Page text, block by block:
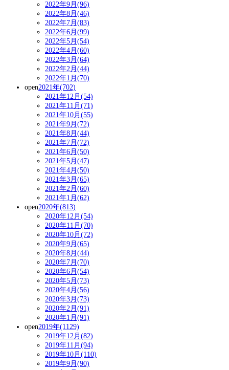
2022年9月(96)
2022年8月(46)
2022年7月(83)
2022年6月(99)
2022年5月(54)
2022年4月(60)
2022年3月(64)
2022年2月(44)
2022年1月(70)
open2021年(702)
2021年12月(54)
2021年11月(71)
2021年10月(55)
2021年9月(72)
2021年8月(44)
2021年7月(72)
2021年6月(50)
2021年5月(47)
2021年4月(50)
2021年3月(65)
2021年2月(60)
2021年1月(62)
open2020年(813)
2020年12月(54)
2020年11月(70)
2020年10月(72)
2020年9月(65)
2020年8月(44)
2020年7月(70)
2020年6月(54)
2020年5月(73)
2020年4月(56)
2020年3月(73)
2020年2月(91)
2020年1月(91)
open2019年(1129)
2019年12月(82)
2019年11月(94)
2019年10月(110)
2019年9月(90)